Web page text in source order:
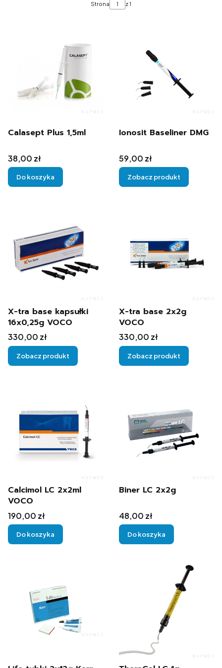
Strona z 1
Calasept Plus 1,5ml
Cena
38,00 zł
Do koszyka
Ionosit Baseliner DMG
Cena
59,00 zł
Zobacz produkt
X-tra base kapsułki
16x0,25g VOCO
Cena
330,00 zł
Zobacz produkt
X-tra base 2x2g
VOCO
Cena
330,00 zł
Zobacz produkt
Calcimol LC 2x2ml
VOCO
Cena
190,00 zł
Do koszyka
Biner LC 2x2g
Cena
48,00 zł
Do koszyka